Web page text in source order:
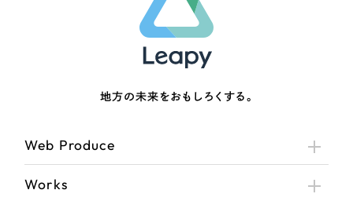
地方の未来をおもしろくする。
Web Produce
Works